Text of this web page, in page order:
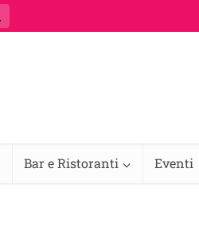
Bar e Ristoranti Eventi